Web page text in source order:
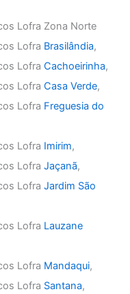
Lofra Zona Norte
Lofra Brasilândia,
LofraCachoeirinha,
LofraCasa Verde,
Lofra Freguesia do
Lofra Imirim,
LofraJaçanã,
LofraJardim São
Lofra Lauzane
Lofra Mandaqui,
Lofra Santana,